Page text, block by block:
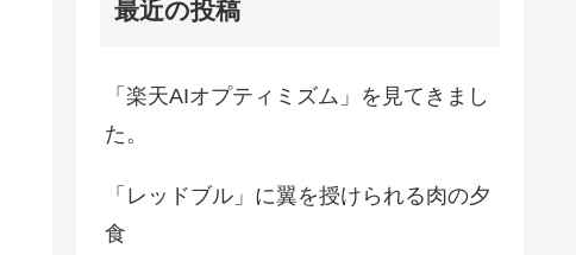
最近の投稿
「楽天AIオプティミズム」を見てきまし
た。
「レッドブル」に翼を授けられる肉の夕
食